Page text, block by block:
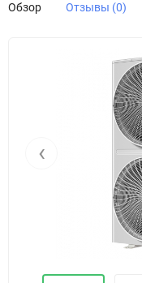
Обзор Отзывы (0)
‹